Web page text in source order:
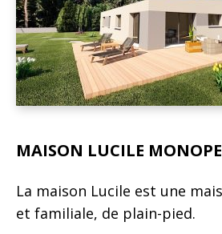
MAISON LUCILE
La maison Lucile est une
et familiale, de plain-pied.